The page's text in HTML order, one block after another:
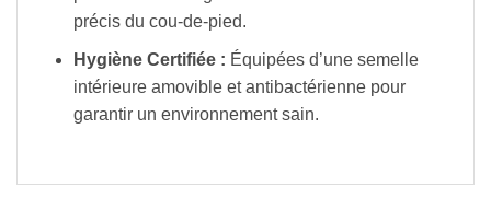
précis du cou-de-pied.
Hygiène Certifiée : Équipées d’une semelle
intérieure amovible et antibactérienne pour
garantir un environnement sain.